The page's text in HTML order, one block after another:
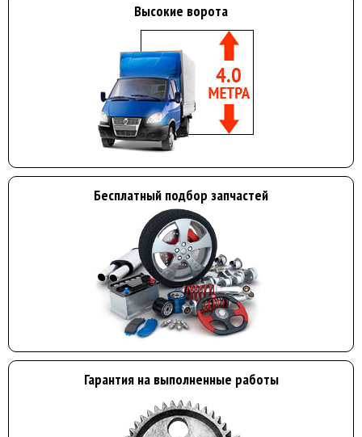
Высокие ворота
Бесплатный подбор запчастей
Гарантия на выполненные работы